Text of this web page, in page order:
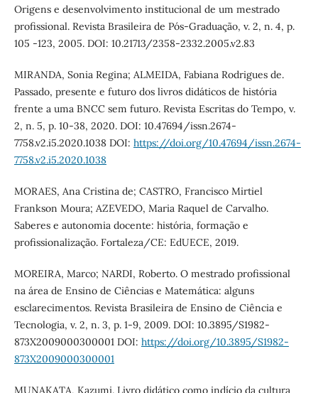
Origens e desenvolvimento institucional de um mestrado
profissional. Revista Brasileira de Pós-Graduação, v. 2, n. 4, p.
105 -123, 2005. DOI: 10.21713/2358-2332.2005.v2.83
MIRANDA, Sonia Regina; ALMEIDA, Fabiana Rodrigues de.
Passado, presente e futuro dos livros didáticos de história
frente a uma BNCC sem futuro. Revista Escritas do Tempo, v.
2, n. 5, p. 10-38, 2020. DOI: 10.47694/issn.2674-
7758.v2.i5.2020.1038 DOI: https://doi.org/10.47694/issn.2674-
7758.v2.i5.2020.1038
MORAES, Ana Cristina de; CASTRO, Francisco Mirtiel
Frankson Moura; AZEVEDO, Maria Raquel de Carvalho.
Saberes e autonomia docente: história, formação e
profissionalização. Fortaleza/CE: EdUECE, 2019.
MOREIRA, Marco; NARDI, Roberto. O mestrado profissional
na área de Ensino de Ciências e Matemática: alguns
esclarecimentos. Revista Brasileira de Ensino de Ciência e
Tecnologia, v. 2, n. 3, p. 1-9, 2009. DOI: 10.3895/S1982-
873X2009000300001 DOI: https://doi.org/10.3895/S1982-
873X2009000300001
MUNAKATA, Kazumi. Livro didático como indício da cultura